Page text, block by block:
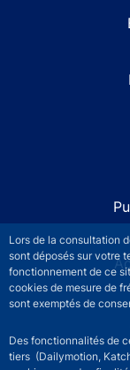
Lors de la consultation
sont déposés sur votre
fonctionnement de ce
cookies de mesure de
sont exemptés de
Des fonctionnalités de
tiers (Dailymotion,
Footer